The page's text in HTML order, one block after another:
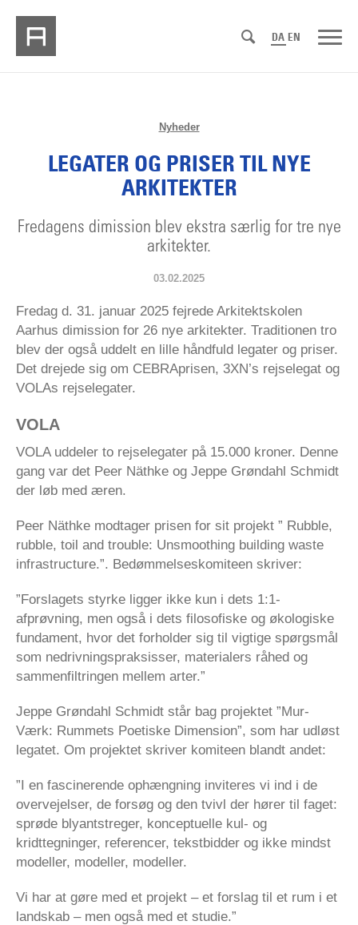
DA EN
Nyheder
LEGATER OG PRISER TIL NYE
ARKITEKTER
Fredagens dimission blev ekstra særlig for tre nye
arkitekter.
03.02.2025
Fredag d. 31. januar 2025 fejrede Arkitektskolen
Aarhus dimission for 26 nye arkitekter. Traditionen tro
blev der også uddelt en lille håndfuld legater og priser.
Det drejede sig om CEBRAprisen, 3XN’s rejselegat og
VOLAs rejselegater.
VOLA
VOLA uddeler to rejselegater på 15.000 kroner. Denne
gang var det Peer Näthke og Jeppe Grøndahl Schmidt
der løb med æren.
Peer Näthke modtager prisen for sit projekt ” Rubble,
rubble, toil and trouble: Unsmoothing building waste
infrastructure.”. Bedømmelseskomiteen skriver:
”Forslagets styrke ligger ikke kun i dets 1:1-
afprøvning, men også i dets filosofiske og økologiske
fundament, hvor det forholder sig til vigtige spørgsmål
som nedrivningspraksisser, materialers råhed og
sammenfiltringen mellem arter.”
Jeppe Grøndahl Schmidt står bag projektet ”Mur-
Værk: Rummets Poetiske Dimension”, som har udløst
legatet. Om projektet skriver komiteen blandt andet:
”I en fascinerende ophængning inviteres vi ind i de
overvejelser, de forsøg og den tvivl der hører til faget:
sprøde blyantstreger, konceptuelle kul- og
kridttegninger, referencer, tekstbidder og ikke mindst
modeller, modeller, modeller.
Vi har at gøre med et projekt – et forslag til et rum i et
landskab – men også med et studie.”